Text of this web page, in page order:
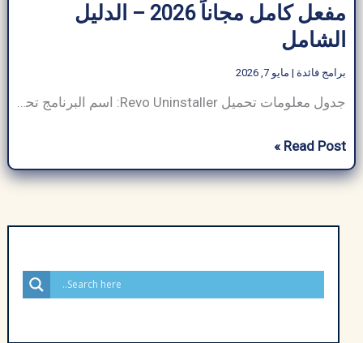
مفعل كامل مجاناً 2026 – الدليل
الشامل
برامج فائدة | مايو 7, 2026
جدول معلومات تحميل Revo Uninstaller: اسم البرنامج تحميل Revo Uninstaller حجم البرنامج ~7 ميجا بايت (يختلف حسب الإصدار والمنصة) مطور برمجيات Revo Uninstaller فئة البرنامج برامج فائدة نوع الملف ملف قابل للتنفيذ (.exe لنظام Windows، .apk لنظام Android) متوافق مع ويندوز، أندرويد لغة متعدد اللغات (بما في ذلك الإنجليزية والإسبانية وما إلى ذلك) الناشر عرب […]
تحميل
برنامج
Revo
مجاناً
Read Post »